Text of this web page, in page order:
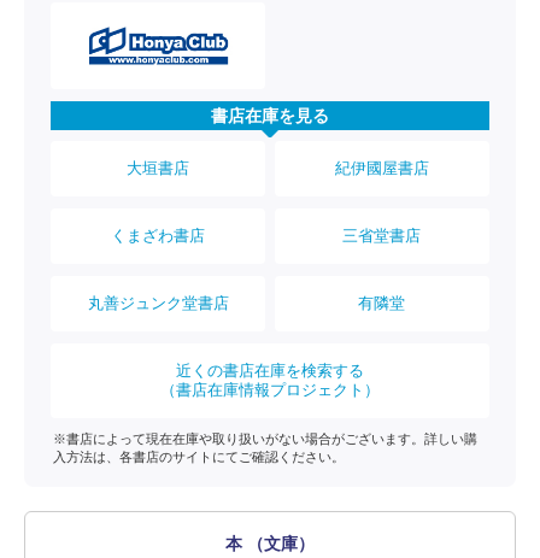
書店在庫を見る
大垣書店 紀伊國屋書店
くまざわ書店 三省堂書店
丸善ジュンク堂書店 有隣堂
近くの書店在庫を検索する
（書店在庫情報プロジェクト）
※書店によって現在在庫や取り扱いがない場合がございます。詳しい購
入方法は、各書店のサイトにてご確認ください。
本 （文庫）